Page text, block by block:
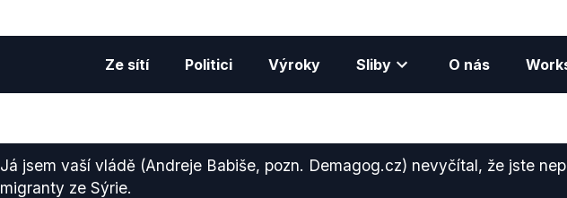
Ze sítí Politici Výroky Sliby O nás
Já jsem vaší vládě (Andreje Babiše, pozn. Demagog.cz) nevyčítal, že jste
migranty ze Sýrie.